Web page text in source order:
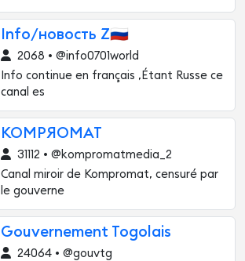
Info/новость Z🇷🇺
2068 • @info0701world
Info continue en français ,Étant Russe ce
canal es
KOMPЯOMAT
31112 • @kompromatmedia_2
Canal miroir de Kompromat, censuré par
le gouverne
Gouvernement Togolais
24064 • @gouvtg